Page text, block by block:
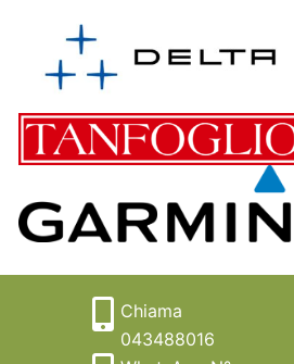
Chiama
043488016